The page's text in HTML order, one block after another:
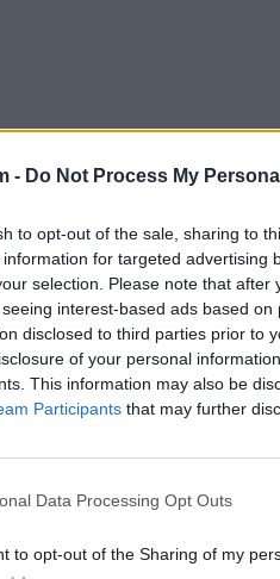
- Do Not Process My
to opt-out of the sale, sharing to
for targeted advertising
selection. Please note that
interest-based ads based
disclosed to third parties prior to
of your personal
This information may also be
Participants that may further
Data Processing Opt Outs
to opt-out of the Sharing of my